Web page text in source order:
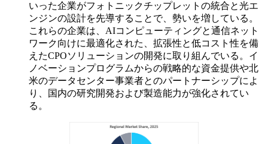
いった企業がフォトニックチップレットの統合と光エ
ンジンの設計を先導することで、勢いを増している。
これらの企業は、AIコンピューティングと通信ネット
ワーク向けに最適化された、拡張性と低コスト性を備
えたCPOソリューションの開発に取り組んでいる。イ
ノベーションプログラムからの戦略的な資金提供や北
米のデータセンター事業者とのパートナーシップによ
り、国内の研究開発および製造能力が強化されてい
る。